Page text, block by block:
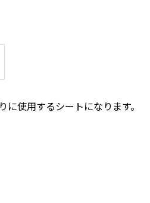
使用するシートになります。